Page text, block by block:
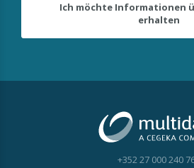
Ich möchte Informationen
erhalten
+352 27 000 240